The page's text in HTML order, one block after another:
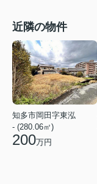
近隣の物件
知多市岡田字東泓
- (280.06㎡)
200万円